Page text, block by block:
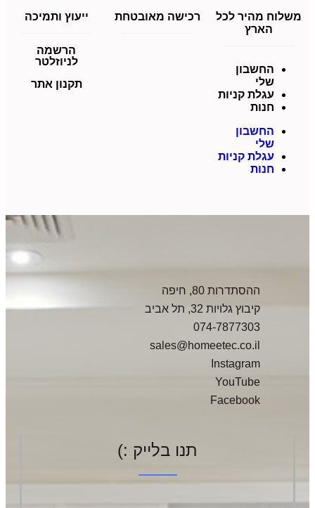
משלוח מהיר לכל
הארץ
החשבון
שלי
עגלת קניות
חנות
החשבון
שלי
עגלת קניות
חנות
רכישה מאובטחת ייעוץ ותמיכה
הרשמה
לניוזלטר
תקנון אתר
ההסתדרות 80, חיפה
קיבוץ גלויות 32, תל אביב
074-7877303
sales@homeetec.co.il
Instagram
YouTube
Facebook
תנו בלייק :)